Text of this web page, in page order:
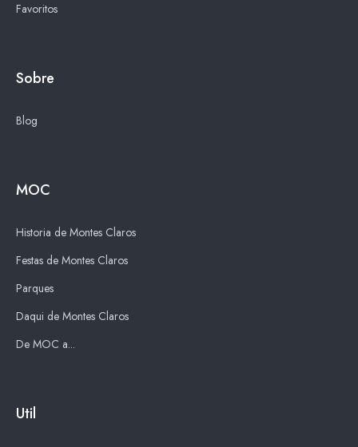
Favoritos
Sobre
Blog
MOC
Historia de Montes Claros
Festas de Montes Claros
Parques
Daqui de Montes Claros
De MOC a...
Util